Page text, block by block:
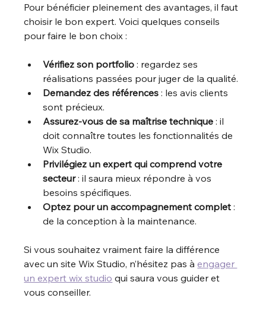
Pour bénéficier pleinement des avantages, il faut
choisir le bon expert. Voici quelques conseils
pour faire le bon choix :
Vérifiez son portfolio : regardez ses
réalisations passées pour juger de la qualité.
Demandez des références : les avis clients
sont précieux.
Assurez-vous de sa maîtrise technique : il
doit connaître toutes les fonctionnalités de
Wix Studio.
Privilégiez un expert qui comprend votre
secteur : il saura mieux répondre à vos
besoins spécifiques.
Optez pour un accompagnement complet :
de la conception à la maintenance.
Si vous souhaitez vraiment faire la différence
avec un site Wix Studio, n’hésitez pas à engager
un expert wix studio qui saura vous guider et
vous conseiller.